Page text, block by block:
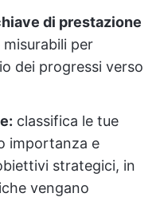
di prestazione
per
dei progressi verso
classifica le tue
importanza e
strategici, in
vengano